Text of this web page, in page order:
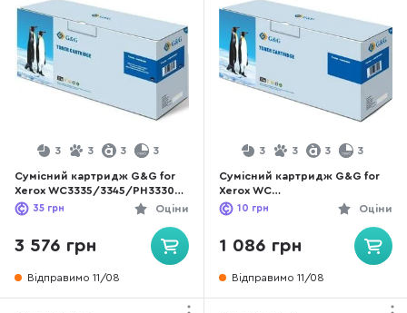
3 3 3 3
Сумісний картридж G&G for
Xerox WC3335/3345/PH3330
Black (G&G-106R03623)
Оціни
35 грн
3 576 грн
Відправимо 11/08
3 3 3 3
Сумісний картридж G&G for
Xerox WC
5019/5021/5022/5024 Black
(G&G-006R01573)
Оціни
10 грн
1 086 грн
Відправимо 11/08